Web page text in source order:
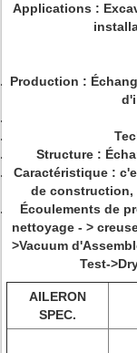
Applications :
Production :
Structure :
Caractéristique :
de construction,
Écoulements de
nettoyage - >
>Vacuum
Test-
AILERON
SPEC.